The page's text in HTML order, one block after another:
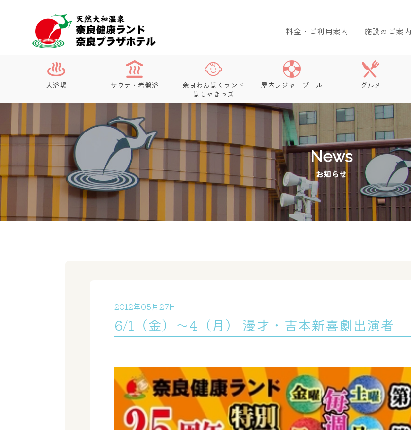
料金・ご利用案内 施設のご案内
大浴場 サウナ・岩盤浴
奈良わんぱくランド
はしゃきっズ
屋内レジャープール グルメ
News
お知らせ
2012年05月27日
6/1（金）～4（月） 漫才・吉本新喜劇出演者